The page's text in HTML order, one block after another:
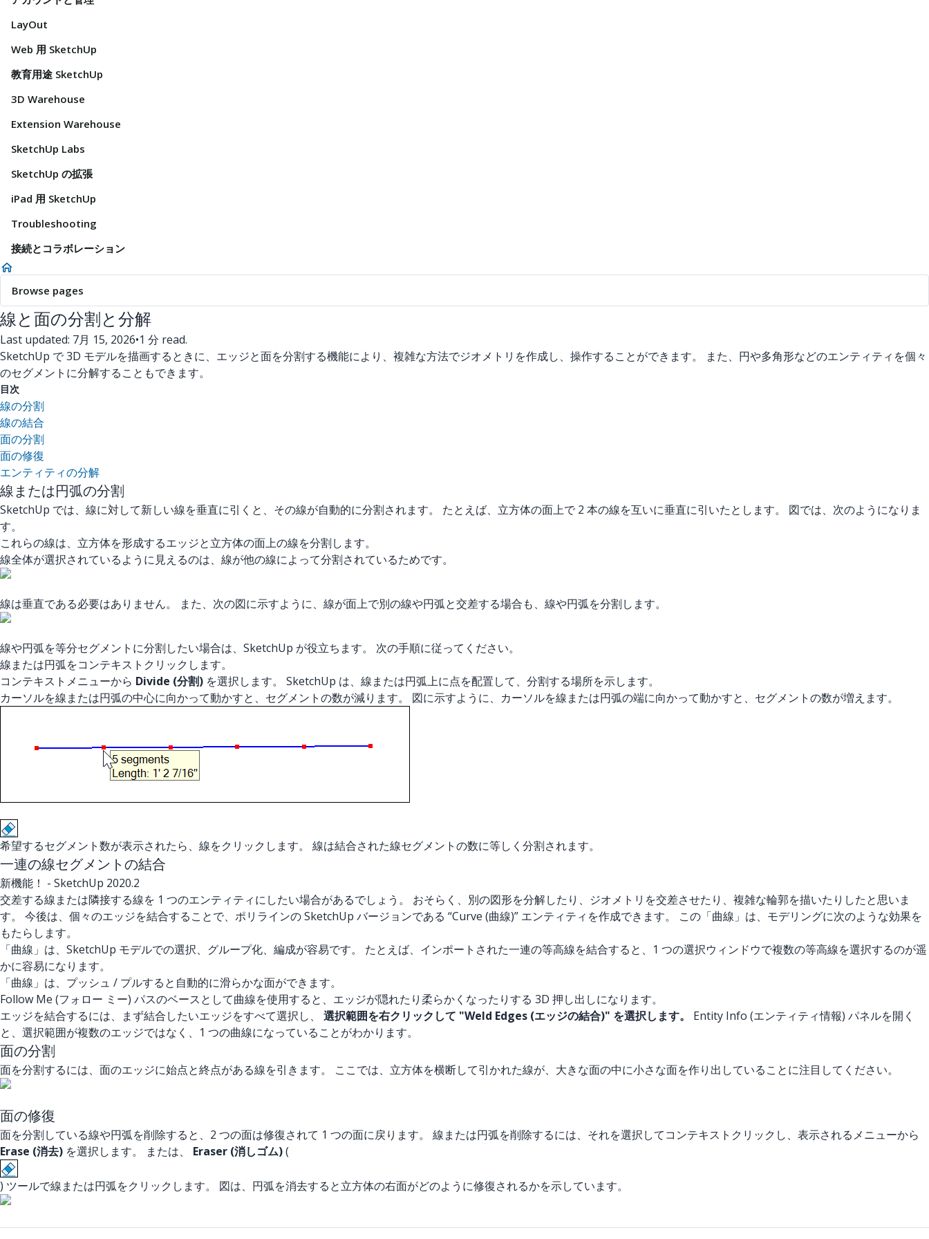
LayOut
Web 用 SketchUp
教育用途 SketchUp
3D Warehouse
Extension Warehouse
SketchUp Labs
SketchUp の拡張
iPad 用 SketchUp
Troubleshooting
接続とコラボレーション
Browse pages
線と面の分割と分解
Last updated: 7月 15, 2026•1 分 read.
SketchUp で 3D モデルを描画するときに、エッジと面を分割する機能により、複雑な方法でジオメトリを作成し、操作することができます。 また、円や多角形などのエンティティを個々
のセグメントに分解することもできます。
目次
線の分割
線の結合
面の分割
面の修復
エンティティの分解
線または円弧の分割
SketchUp では、線に対して新しい線を垂直に引くと、その線が自動的に分割されます。 たとえば、立方体の面上で 2 本の線を互いに垂直に引いたとします。 図では、次のようになりま
す。
これらの線は、立方体を形成するエッジと立方体の面上の線を分割します。
線全体が選択されているように見えるのは、線が他の線によって分割されているためです。
線は垂直である必要はありません。 また、次の図に示すように、線が面上で別の線や円弧と交差する場合も、線や円弧を分割します。
線や円弧を等分セグメントに分割したい場合は、SketchUp が役立ちます。 次の手順に従ってください。
線または円弧をコンテキストクリックします。
コンテキストメニューから Divide (分割) を選択します。 SketchUp は、線または円弧上に点を配置して、分割する場所を示します。
カーソルを線または円弧の中心に向かって動かすと、セグメントの数が減ります。 図に示すように、カーソルを線または円弧の端に向かって動かすと、セグメントの数が増えます。
希望するセグメント数が表示されたら、線をクリックします。 線は結合された線セグメントの数に等しく分割されます。
一連の線セグメントの結合
新機能！ - SketchUp 2020.2
交差する線または隣接する線を 1 つのエンティティにしたい場合があるでしょう。 おそらく、別の図形を分解したり、ジオメトリを交差させたり、複雑な輪郭を描いたりしたと思いま
す。 今後は、個々のエッジを結合することで、ポリラインの SketchUp バージョンである “Curve (曲線)” エンティティを作成できます。 この「曲線」は、モデリングに次のような効果を
もたらします。
「曲線」は、SketchUp モデルでの選択、グループ化、編成が容易です。 たとえば、インポートされた一連の等高線を結合すると、1 つの選択ウィンドウで複数の等高線を選択するのが遥
かに容易になります。
「曲線」は、プッシュ / プルすると自動的に滑らかな面ができます。
Follow Me (フォロー ミー) パスのベースとして曲線を使用すると、エッジが隠れたり柔らかくなったりする 3D 押し出しになります。
エッジを結合するには、まず結合したいエッジをすべて選択し、 選択範囲を右クリックして "Weld Edges (エッジの結合)" を選択します。
Entity Info (エンティティ情報) パネルを開く
と、選択範囲が複数のエッジではなく、1 つの曲線になっていることがわかります。
面の分割
面を分割するには、面のエッジに始点と終点がある線を引きます。 ここでは、立方体を横断して引かれた線が、大きな面の中に小さな面を作り出していることに注目してください。
面の修復
面を分割している線や円弧を削除すると、2 つの面は修復されて 1 つの面に戻ります。 線または円弧を削除するには、それを選択してコンテキストクリックし、表示されるメニューから
Erase (消去) を選択します。 または、 Eraser (消しゴム)(
) ツールで線または円弧をクリックします。 図は、円弧を消去すると立方体の右面がどのように修復されるかを示しています。